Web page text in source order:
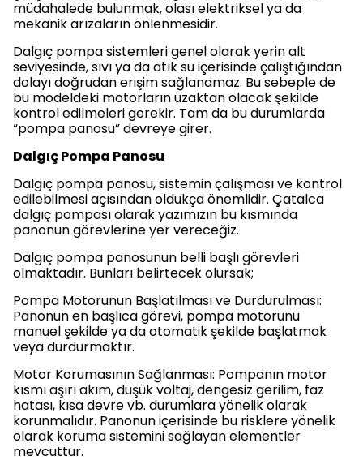
müdahalede bulunmak, olası elektriksel ya da
mekanik arızaların önlenmesidir.
Dalgıç pompa sistemleri genel olarak yerin alt
seviyesinde, sıvı ya da atık su içerisinde çalıştığından
dolayı doğrudan erişim sağlanamaz. Bu sebeple de
bu modeldeki motorların uzaktan olacak şekilde
kontrol edilmeleri gerekir. Tam da bu durumlarda
“pompa panosu” devreye girer.
Dalgıç Pompa Panosu
Dalgıç pompa panosu, sistemin çalışması ve kontrol
edilebilmesi açısından oldukça önemlidir. Çatalca
dalgıç pompası olarak yazımızın bu kısmında
panonun görevlerine yer vereceğiz.
Dalgıç pompa panosunun belli başlı görevleri
olmaktadır. Bunları belirtecek olursak;
Pompa Motorunun Başlatılması ve Durdurulması:
Panonun en başlıca görevi, pompa motorunu
manuel şekilde ya da otomatik şekilde başlatmak
veya durdurmaktır.
Motor Korumasının Sağlanması: Pompanın motor
kısmı aşırı akım, düşük voltaj, dengesiz gerilim, faz
hatası, kısa devre vb. durumlara yönelik olarak
korunmalıdır. Panonun içerisinde bu risklere yönelik
olarak koruma sistemini sağlayan elementler
mevcuttur.